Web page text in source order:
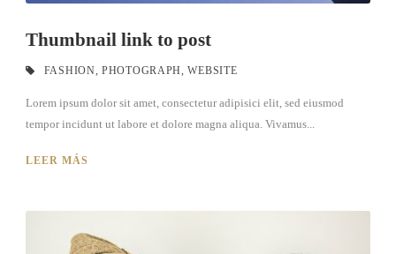
Thumbnail link to post
FASHION PHOTOGRAPH WEBSITE
Lorem ipsum dolor sit amet, consectetur adipisici elit, sed eiusmod
tempor incidunt ut labore et dolore magna aliqua. Vivamus...
LEER MÁS